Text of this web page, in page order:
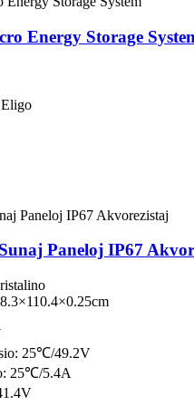
Energy Storage
Paneloj IP67
25℃/49.2V
25℃/5.4A